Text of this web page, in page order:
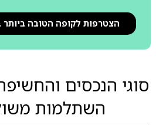
הצטרפות לקופה הטובה
סוגי הנכסים
השתלמות